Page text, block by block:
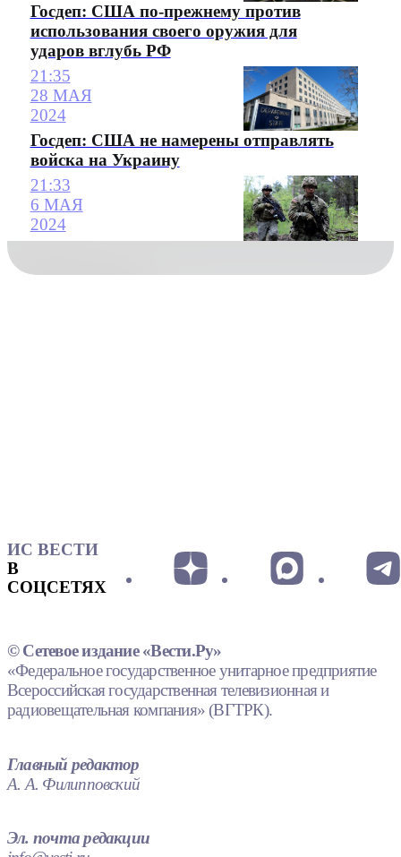
Госдеп: США по-прежнему против
использования своего оружия для
ударов вглубь РФ
21:35
28 МАЯ
2024
Госдеп: США не намерены отправлять
войска на Украину
21:33
6 МАЯ
2024
ИС ВЕСТИ
В
СОЦСЕТЯХ
© Сетевое издание «Вести.Ру»
«Федеральное государственное унитарное предприятие
Всероссийская государственная телевизионная и
радиовещательная компания» (ВГТРК).
Главный редактор
А. А. Филипповский
Эл. почта редакции